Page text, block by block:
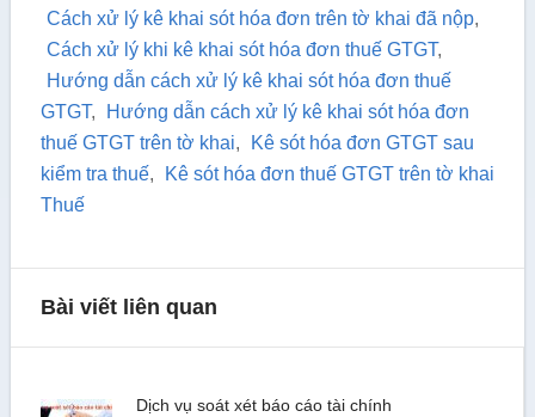
Cách xử lý kê khai sót hóa đơn trên tờ khai đã nộp,
Cách xử lý khi kê khai sót hóa đơn thuế GTGT,
Hướng dẫn cách xử lý kê khai sót hóa đơn thuế
GTGT,
Hướng dẫn cách xử lý kê khai sót hóa đơn
thuế GTGT trên tờ khai,
Kê sót hóa đơn GTGT sau
kiểm tra thuế,
Kê sót hóa đơn thuế GTGT trên tờ khai
Thuế
Bài viết liên quan
Dịch vụ soát xét báo cáo tài chính